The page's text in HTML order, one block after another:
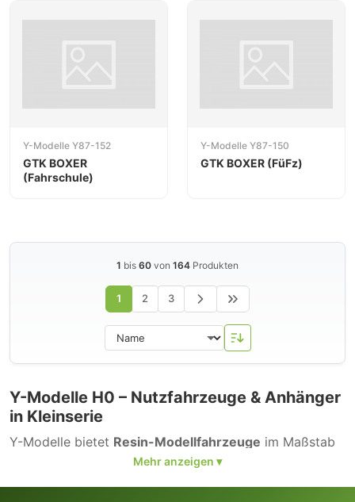
Y-Modelle Y87-152
GTK BOXER
(Fahrschule)
Y-Modelle Y87-150
GTK BOXER (FüFz)
1 bis 60 von 164 Produkten
1 2 3
Y-Modelle H0 – Nutzfahrzeuge & Anhänger
in Kleinserie
Y-Modelle bietet Resin-Modellfahrzeuge im Maßstab
Kleinserienmodellegefertigt werden. Das